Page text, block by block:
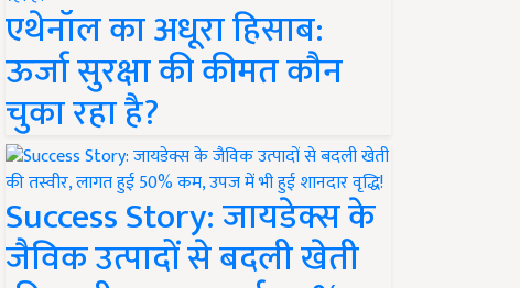
एथेनॉल का अधूरा हिसाब:
ऊर्जा सुरक्षा की कीमत कौन
चुका रहा है?
Success Story: जायडेक्स के
जैविक उत्पादों से बदली खेती